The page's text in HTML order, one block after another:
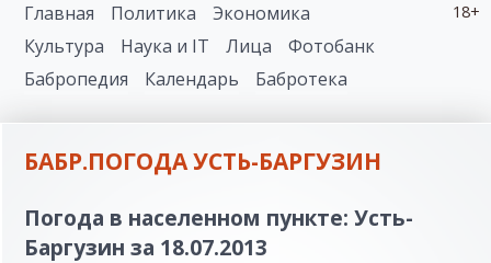
18+
Главная Политика
Экономика
Культура
Наука и IT Лица
Фотобанк
Бабропедия
Календарь Бабротека
БАБР.ПОГОДА УСТЬ-БАРГУЗИН
Погода в населенном пункте: Усть-
Баргузин за 18.07.2013